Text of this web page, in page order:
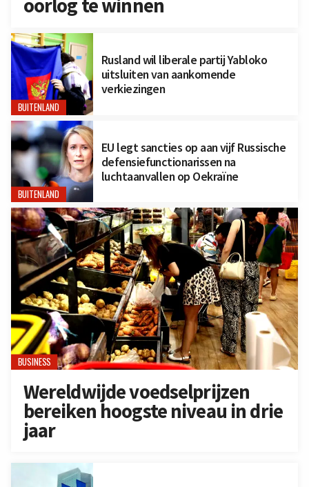
oorlog te winnen
BUITENLAND
Rusland wil liberale partij Yabloko
uitsluiten van aankomende
verkiezingen
BUITENLAND
EU legt sancties op aan vijf Russische
defensiefunctionarissen na
luchtaanvallen op Oekraïne
BUSINESS
Wereldwijde voedselprijzen
bereiken hoogste niveau in drie
jaar